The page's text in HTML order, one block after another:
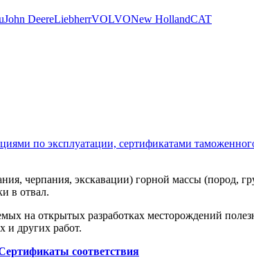
John DeereLiebherrVOLVONew HollandCAT
по эксплуатации, сертификатами
черпания, экскавации) горной массы (пород,
в отвал.
на открытых разработках месторождений
и других работ.
соответствия